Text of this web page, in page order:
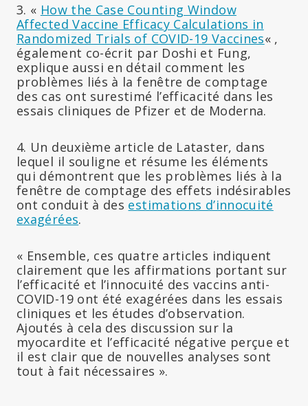
3. « How the Case Counting Window
Affected Vaccine Efficacy Calculations in
Randomized Trials of COVID-19 Vaccines« ,
également co-écrit par Doshi et Fung,
explique aussi en détail comment les
problèmes liés à la fenêtre de comptage
des cas ont surestimé l’efficacité dans les
essais cliniques de Pfizer et de Moderna.
4. Un deuxième article de Lataster, dans
lequel il souligne et résume les éléments
qui démontrent que les problèmes liés à la
fenêtre de comptage des effets indésirables
ont conduit à des estimations d’innocuité
exagérées.
« Ensemble, ces quatre articles indiquent
clairement que les affirmations portant sur
l’efficacité et l’innocuité des vaccins anti-
COVID-19 ont été exagérées dans les essais
cliniques et les études d’observation.
Ajoutés à cela des discussion sur la
myocardite et l’efficacité négative perçue et
il est clair que de nouvelles analyses sont
tout à fait nécessaires ».